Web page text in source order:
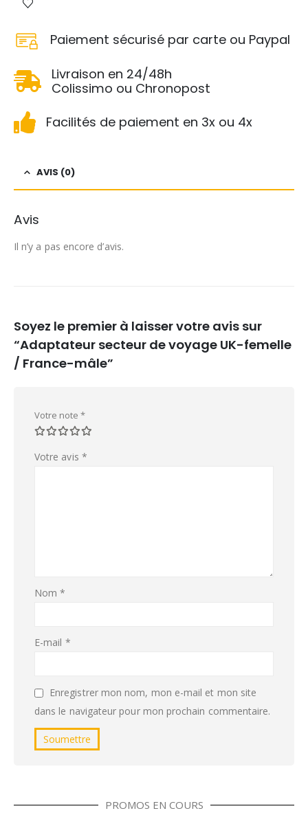
Paiement sécurisé par carte ou Paypal
Livraison en 24/48h
Colissimo ou Chronopost
Facilités de paiement en 3x ou 4x
AVIS (0)
Avis
Il n’y a pas encore d’avis.
Soyez le premier à laisser votre avis sur
“Adaptateur secteur de voyage UK-femelle
/ France-mâle”
Votre note *
Votre avis *
Nom*
E-mail *
Enregistrer mon nom, mon e-mail et mon site
dans le navigateur pour mon prochain commentaire.
PROMOS EN COURS